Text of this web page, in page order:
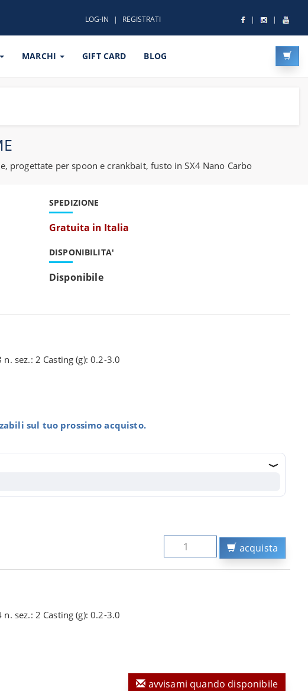
LOG-IN REGISTRATI
MARCHI GIFT CARD BLOG
progettate per spoon e crankbait, fusto in SX4 Nano Carbo
SPEDIZIONE
Gratuita in Italia
DISPONIBILITA'
Disponibile
sez.: 2 Casting (g): 0.2-3.0
sul tuo prossimo acquisto.
acquista
sez.: 2 Casting (g): 0.2-3.0
avvisami quando disponibile